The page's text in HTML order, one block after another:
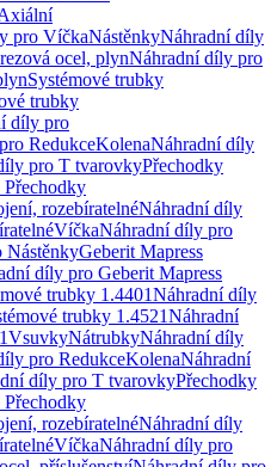
pro VíčkaNástěnkyNáhradní díly
ocel, plynNáhradní díly pro
Systémové trubky
trubky
díly pro
RedukceKolenaNáhradní díly
pro T tvarovkyPřechodky
rozebíratelnéNáhradní díly
VíčkaNáhradní díly pro
NástěnkyGeberit Mapress
díly pro Geberit Mapress
trubky 1.4401Náhradní díly
trubky 1.4521Náhradní
VsuvkyNátrubkyNáhradní díly
pro RedukceKolenaNáhradní
díly pro T tvarovkyPřechodky
rozebíratelnéNáhradní díly
VíčkaNáhradní díly pro